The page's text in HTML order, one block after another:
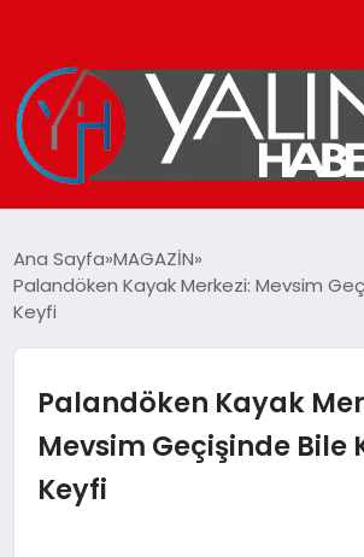
SPOR
YAŞAM
Ana Sayfa MAGAZİN
Palandöken Kayak Merkezi: Mevsim
Keyfi
Palandöken Kayak
Mevsim Geçişinde Bile
Keyfi